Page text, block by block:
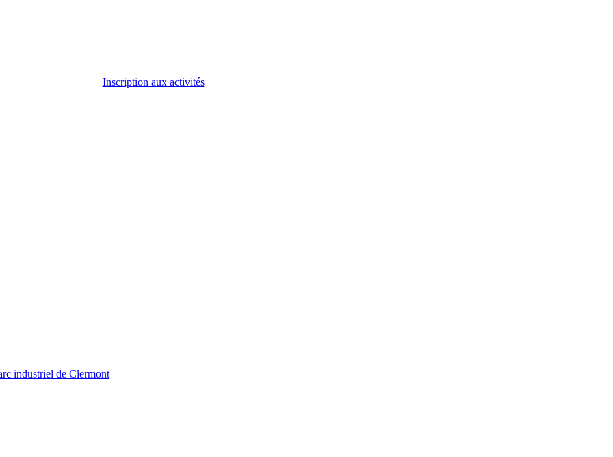
industriel de Clermont
Inscription aux activités